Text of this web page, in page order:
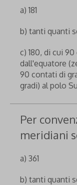
a) 181
b) tanti quanti
c) 180, di cui
dall'equatore
90 contati di
gradi) al polo
Per
meridiani
a) 361
b) tanti quanti